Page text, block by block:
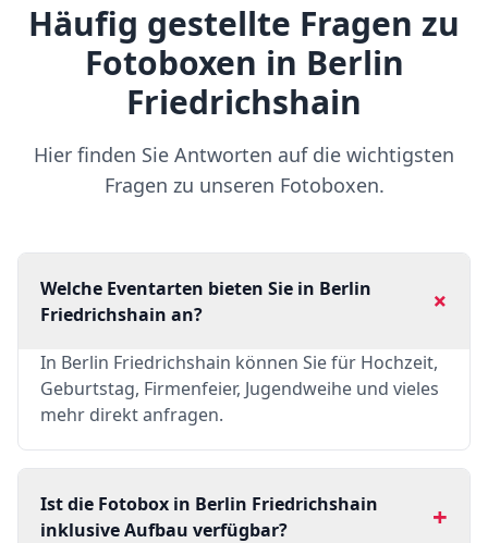
Häufig gestellte Fragen zu
Fotoboxen in Berlin
Friedrichshain
Hier finden Sie Antworten auf die wichtigsten
Fragen zu unseren Fotoboxen.
Welche Eventarten bieten Sie in Berlin
Friedrichshain an?
+
In Berlin Friedrichshain können Sie für Hochzeit,
Geburtstag, Firmenfeier, Jugendweihe und vieles
mehr direkt anfragen.
Ist die Fotobox in Berlin Friedrichshain
inklusive Aufbau verfügbar?
+